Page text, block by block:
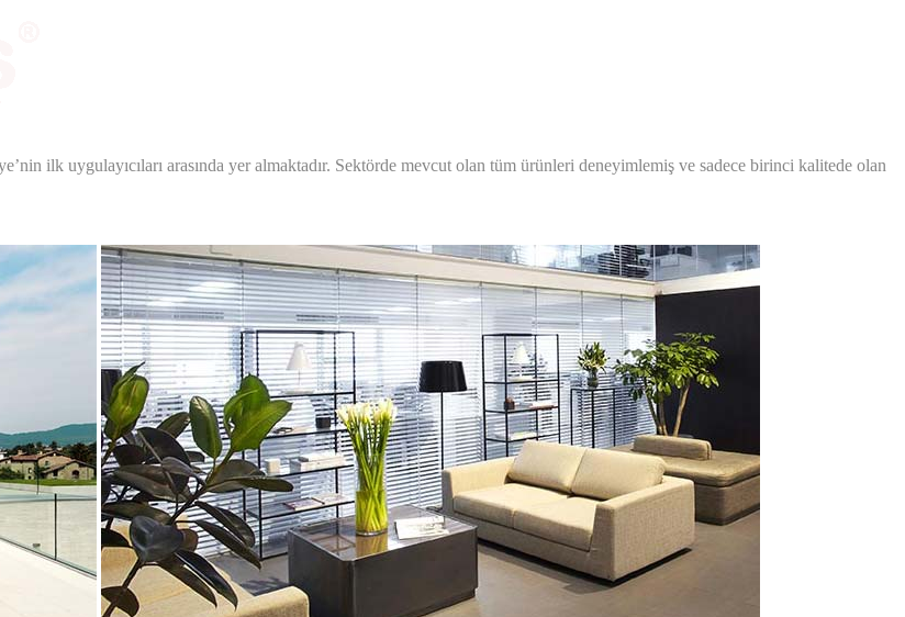
ilk uygulayıcıları arasında yer almaktadır. Sektörde mevcut olan tüm ürünleri deneyimlemiş ve sadece birinci kalitede olan